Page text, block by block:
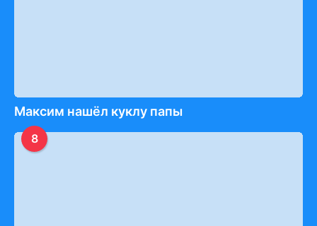
Максим нашёл куклу папы
8